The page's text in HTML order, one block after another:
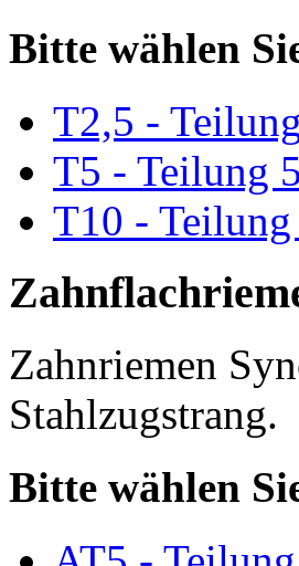
Bitte wählen
T2,5 -
T5 - Teilung
T10 -
Zahnriemen
Stahlzugstrang.
Bitte wählen